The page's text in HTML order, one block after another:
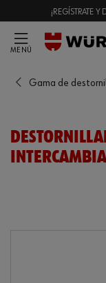
¡REGÍSTRATE Y
MENÚ
Gama de